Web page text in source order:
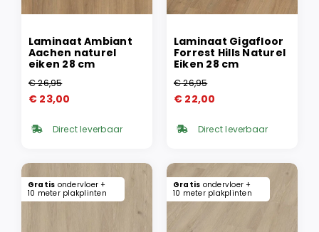
Laminaat Ambiant
Aachen naturel
eiken 28 cm
€26,95
Oorspronkelijke
was:
€ 23,00
Huidige
is: Direct leverbaar
Laminaat Gigafloor
Forrest Hills Naturel
Eiken 28 cm
€26,95
Oorspronkelijke
was:
€ 22,00
Huidige
is: Direct leverbaar
Gratis ondervloer +
10 meter plakplinten
Gratis ondervloer +
10 meter plakplinten